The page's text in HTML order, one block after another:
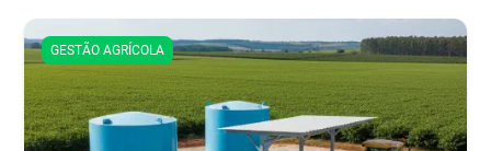
GESTÃO AGRÍCOLA